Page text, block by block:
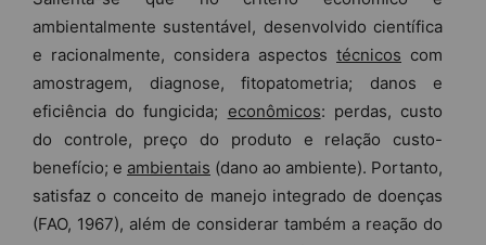
ambientalmente sustentável, desenvolvido científica
e racionalmente, considera aspectos técnicos com
amostragem, diagnose, fitopatometria; danos e
eficiência do fungicida; econômicos: perdas, custo
do controle, preço do produto e relação custo-
benefício; e ambientais (dano ao ambiente). Portanto,
satisfaz o conceito de manejo integrado de doenças
(FAO, 1967), além de considerar também a reação do